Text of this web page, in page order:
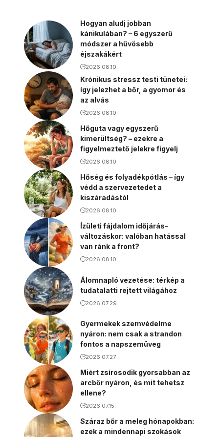
Hogyan aludj jobban
kánikulában? – 6 egyszerű
módszer a hűvösebb
éjszakákért
2026.08.10.
Krónikus stressz testi tünetei:
így jelezhet a bőr, a gyomor és
az alvás
2026.08.10.
Hőguta vagy egyszerű
kimerültség? – ezekre a
figyelmeztető jelekre figyelj
2026.08.10.
Hőség és folyadékpótlás – így
védd a szervezetedet a
kiszáradástól
2026.08.10.
Ízületi fájdalom időjárás-
változáskor: valóban hatással
van ránk a front?
2026.08.10.
Álomnapló vezetése: térkép a
tudatalatti rejtett világához
2026.07.29.
Gyermekek szemvédelme
nyáron: nem csak a strandon
fontos a napszemüveg
2026.07.27.
Miért zsírosodik gyorsabban az
arcbőr nyáron, és mit tehetsz
ellene?
2026.07.15.
Száraz bőr a meleg hónapokban:
ezek a mindennapi szokások